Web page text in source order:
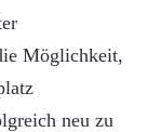
Möglichkeit,
neu zu